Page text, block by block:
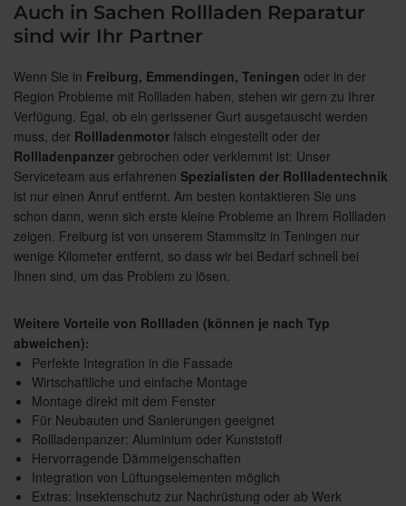
Auch in Sachen Rollladen Reparatur
sind wir Ihr Partner
Wenn Sie in Freiburg, Emmendingen, Teningen oder in der
Region Probleme mit Rollladen haben, stehen wir gern zu Ihrer
Verfügung. Egal, ob ein gerissener Gurt ausgetauscht werden
muss, der Rollladenmotor falsch eingestellt oder der
Rollladenpanzer gebrochen oder verklemmt ist: Unser
Serviceteam aus erfahrenen Spezialisten der Rollladentechnik
ist nur einen Anruf entfernt. Am besten kontaktieren Sie uns
schon dann, wenn sich erste kleine Probleme an Ihrem Rollladen
zeigen. Freiburg ist von unserem Stammsitz in Teningen nur
wenige Kilometer entfernt, so dass wir bei Bedarf schnell bei
Ihnen sind, um das Problem zu lösen.
Weitere Vorteile von Rollladen (können je nach Typ
abweichen):
Perfekte Integration in die Fassade
Wirtschaftliche und einfache Montage
Montage direkt mit dem Fenster
Für Neubauten und Sanierungen geeignet
Rollladenpanzer: Aluminium oder Kunststoff
Hervorragende Dämmeigenschaften
Integration von Lüftungselementen möglich
Extras: Insektenschutz zur Nachrüstung oder ab Werk